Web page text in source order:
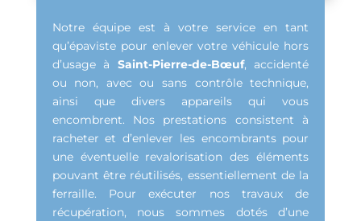
Notre équipe est à votre service en tant
qu’épaviste pour enlever votre véhicule hors
d’usage à Saint-Pierre-de-Bœuf, accidenté
ou non, avec ou sans contrôle technique,
ainsi que divers appareils qui vous
encombrent. Nos prestations consistent à
racheter et d’enlever les encombrants pour
une éventuelle revalorisation des éléments
pouvant être réutilisés, essentiellement de la
ferraille. Pour exécuter nos travaux de
récupération, nous sommes dotés d’une